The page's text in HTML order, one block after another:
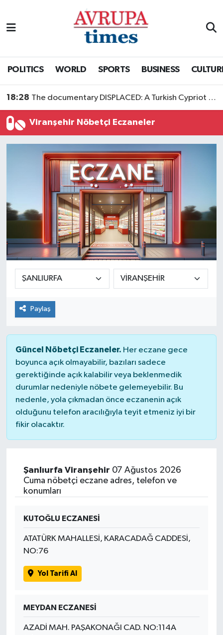
POLITICS WORLD SPORTS BUSINESS
18:28 The documentary DISPLACED: A Turkish Cypriot Story is now available to watch
Viranşehir Nöbetçi Eczaneler
Paylaş
Güncel Nöbetçi Eczaneler. Her eczane gece
boyunca açık olmayabilir, bazıları sadece
gerektiğinde açık kalabilir veya beklenmedik
durumlar nedeniyle nöbete gelemeyebilir. Bu
nedenle, yola çıkmadan önce eczanenin açık
olduğunu telefon aracılığıyla teyit etmeniz iyi bir
fikir olacaktır.
Şanlıurfa Viranşehir 07 Ağustos 2026
Cuma nöbetçi eczane adres, telefon ve
konumları
KUTOĞLU ECZANESİ
ATATÜRK MAHALLESİ, KARACADAĞ CADDESİ,
NO:76
Yol Tarifi Al
MEYDAN ECZANESİ
AZADİ MAH. PAŞAKONAĞI CAD. NO:114A
Nöbetçi Eczaneler
Tüm Manşetler
Son Dakika Haberleri
Haber Arşivi